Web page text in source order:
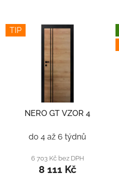
TIP
NERO GT VZOR 4
do 4 až 6 týdnů
6 703 Kč bez DPH
8 111 Kč